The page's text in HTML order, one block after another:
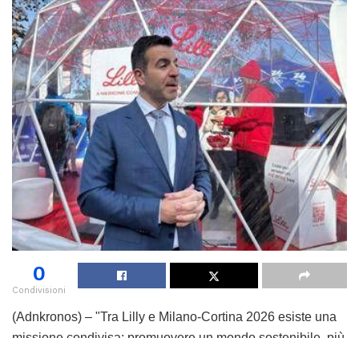
0
Condivisioni
(Adnkronos) – "Tra Lilly e Milano-Cortina 2026 esiste una